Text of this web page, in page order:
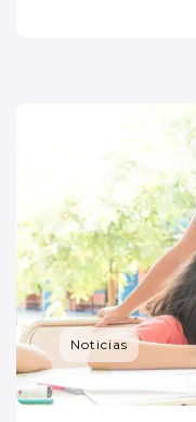
Noticias